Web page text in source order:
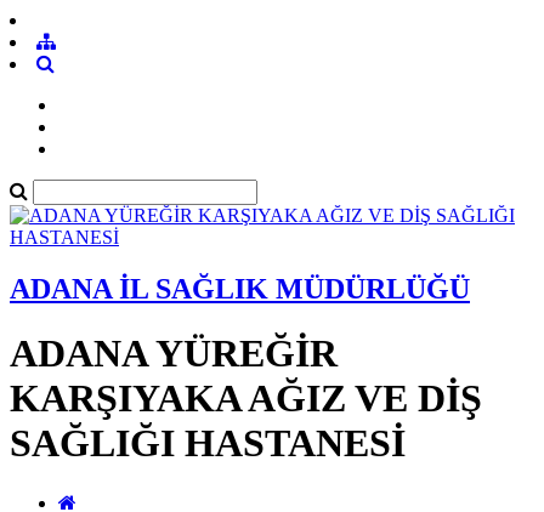
ADANA İL SAĞLIK MÜDÜRLÜĞÜ
ADANA YÜREĞİR
KARŞIYAKA AĞIZ VE DİŞ
SAĞLIĞI HASTANESİ